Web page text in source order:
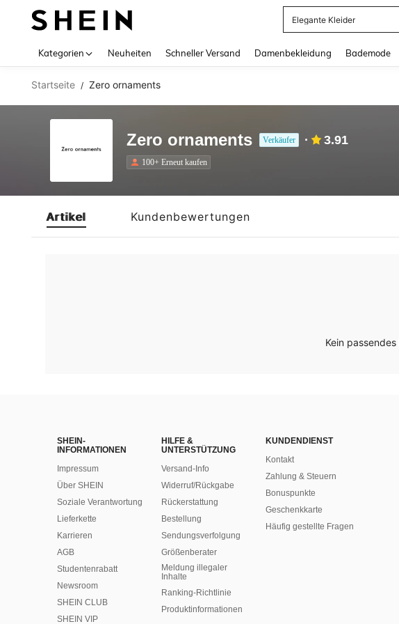
Elegante Kleider
Kategorien Neuheiten Schneller Versand Damenbekleidung Bademode
Startseite / Zero ornaments
Zero ornaments Verkäufer 3.91
100+ Erneut kaufen
Artikel Kundenbewertungen
Kein
SHEIN-
INFORMATIONEN
Impressum
Über SHEIN
Soziale Verantwortung
Lieferkette
Karrieren
AGB
Studentenrabatt
Newsroom
SHEIN CLUB
SHEIN VIP
HILFE &
UNTERSTÜTZUNG
Versand-Info
Widerruf/Rückgabe
Rückerstattung
Bestellung
Sendungsverfolgung
Größenberater
Meldung illegaler
Inhalte
Ranking-Richtlinie
​Produktinformationen
KUNDENDIENST
Kontakt
Zahlung & Steuern
Bonuspunkte
Geschenkkarte
Häufig gestellte Fragen